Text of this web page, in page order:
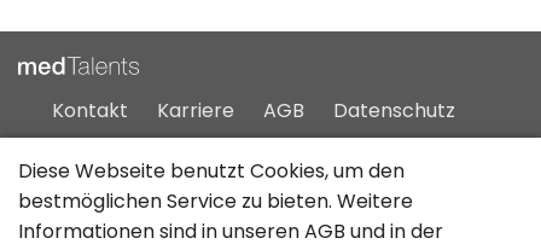
Kontakt Karriere AGB
Datenschutz
Impressum
Sitemap
Diese Webseite benutzt Cookies, um den
bestmöglichen Service zu bieten. Weitere
Informationen sind in unserenAGB und in der